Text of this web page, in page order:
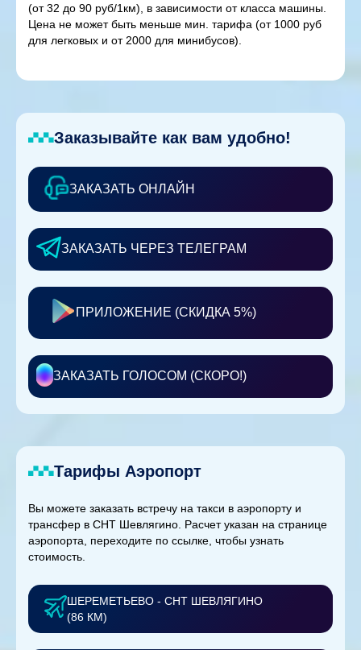
(от 32 до 90 руб/1км), в зависимости от класса машины.
Цена не может быть меньше мин. тарифа (от 1000 руб
для легковых и от 2000 для минибусов).
Заказывайте как вам удобно!
ЗАКАЗАТЬ ОНЛАЙН
ЗАКАЗАТЬ ЧЕРЕЗ ТЕЛЕГРАМ
ПРИЛОЖЕНИЕ (СКИДКА 5%)
ЗАКАЗАТЬ ГОЛОСОМ (СКОРО!)
Тарифы Аэропорт
Вы можете заказать встречу на такси в аэропорту и
трансфер в СНТ Шевлягино. Расчет указан на странице
аэропорта, переходите по ссылке, чтобы узнать
стоимость.
ШЕРЕМЕТЬЕВО - СНТ ШЕВЛЯГИНО
(86 КМ)